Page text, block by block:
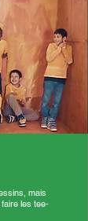
mais
faire les tee-